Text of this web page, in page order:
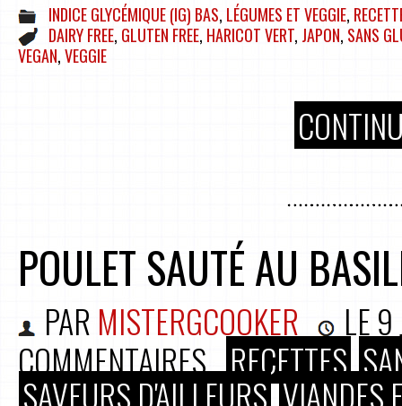
INDICE GLYCÉMIQUE (IG) BAS, LÉGUMES ET VEGGIE,
DAIRY FREE, GLUTEN FREE, HARICOT VERT, JAPON, SANS
VEGAN,VEGGIE
POULET SAUTÉ AU
PAR MISTERGCOOKER LE9
COMMENTAIRES RECETTES
SAVEURS D'AILLEURS VIANDES